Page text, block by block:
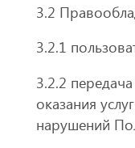
3.2
3.2.1
3.2.2
оказания
нарушений